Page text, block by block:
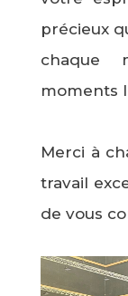
précieux
chaque
moments
Merci à
travail
de vous